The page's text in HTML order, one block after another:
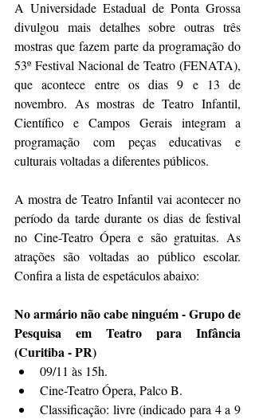
A Universidade Estadual de Ponta Grossa
divulgou mais detalhes sobre outras três
mostras que fazem parte da programação do
53º Festival Nacional de Teatro (FENATA),
que acontece entre os dias 9 e 13 de
novembro. As mostras de Teatro Infantil,
Científico e Campos Gerais integram a
programação com peças educativas e
culturais voltadas a diferentes públicos.
A mostra de Teatro Infantil vai acontecer no
período da tarde durante os dias de festival
no Cine-Teatro Ópera e são gratuitas. As
atrações são voltadas ao público escolar.
Confira a lista de espetáculos abaixo:
No armário não cabe ninguém - Grupo de
Pesquisa em Teatro para Infância
(Curitiba - PR)
09/11 às 15h.
Cine-Teatro Ópera, Palco B.
Classificação: livre (indicado para 4 a 9